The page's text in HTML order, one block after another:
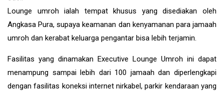
Lounge umroh ialah tempat khusus yang disediakan oleh
Angkasa Pura, supaya keamanan dan kenyamanan para jamaah
umroh dan kerabat keluarga pengantar bisa lebih terjamin.
Fasilitas yang dinamakan Executive Lounge Umroh ini dapat
menampung sampai lebih dari 100 jamaah dan diperlengkapi
dengan fasilitas koneksi internet nirkabel, parkir kendaraan yang